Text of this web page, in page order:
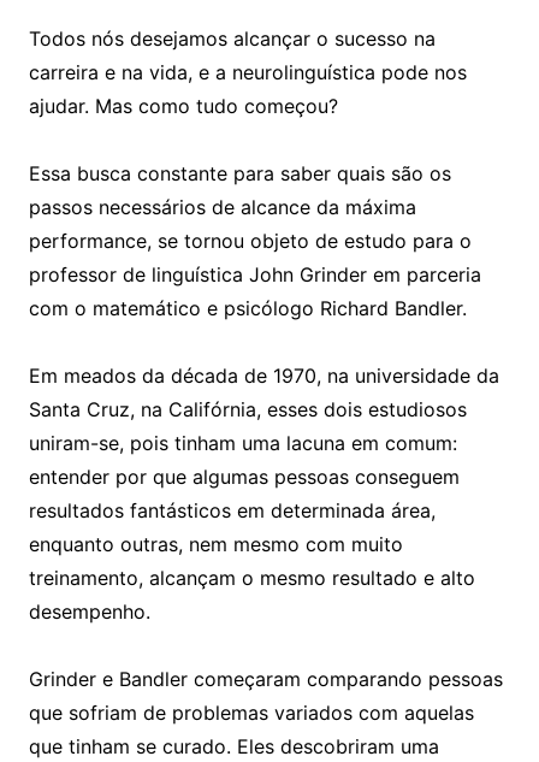
Todos nós desejamos alcançar o sucesso na
carreira e na vida, e a neurolinguística pode nos
ajudar. Mas como tudo começou?
Essa busca constante para saber quais são os
passos necessários de alcance da máxima
performance, se tornou objeto de estudo para o
professor de linguística John Grinder em parceria
com o matemático e psicólogo Richard Bandler.
Em meados da década de 1970, na universidade da
Santa Cruz, na Califórnia, esses dois estudiosos
uniram-se, pois tinham uma lacuna em comum:
entender por que algumas pessoas conseguem
resultados fantásticos em determinada área,
enquanto outras, nem mesmo com muito
treinamento, alcançam o mesmo resultado e alto
desempenho.
Grinder e Bandler começaram comparando pessoas
que sofriam de problemas variados com aquelas
que tinham se curado. Eles descobriram uma